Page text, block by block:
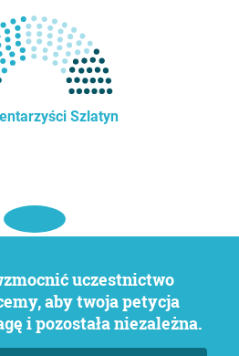
Szlatyn
aby twoja petycja
i pozostała niezależna.